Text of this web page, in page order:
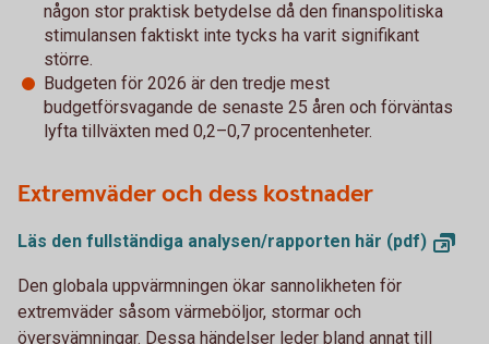
någon stor praktisk betydelse då den finanspolitiska
stimulansen faktiskt inte tycks ha varit signifikant
större.
Budgeten för 2026 är den tredje mest
budgetförsvagande de senaste 25 åren och förväntas
lyfta tillväxten med 0,2–0,7 procentenheter.
Extremväder och dess kostnader
Läs den fullständiga analysen/rapporten här (pdf)
Den globala uppvärmningen ökar sannolikheten för
extremväder såsom värmeböljor, stormar och
översvämningar. Dessa händelser leder bland annat till